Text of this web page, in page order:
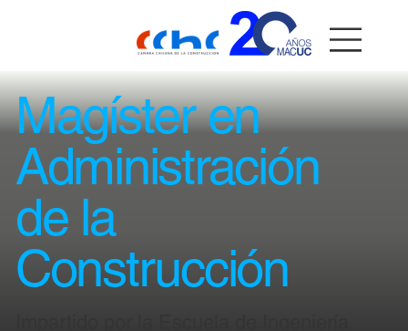
Magíster en
Administración
de la
Construcción